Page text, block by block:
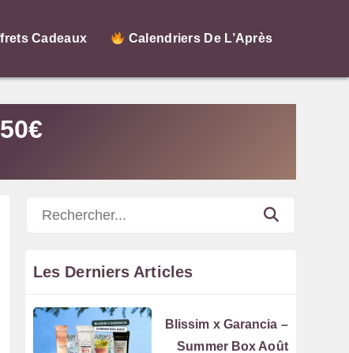
Cadeaux Calendriers De L’Après
Les Derniers Articles
Blissim x Garancia –
Summer Box Août